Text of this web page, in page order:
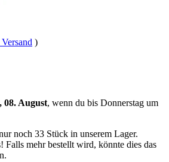
)
08. August, wenn du bis Donnerstag um
noch 33 Stück in unserem Lager.
Falls mehr bestellt wird, könnte dies das